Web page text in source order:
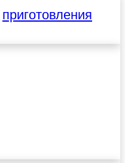
приготовления